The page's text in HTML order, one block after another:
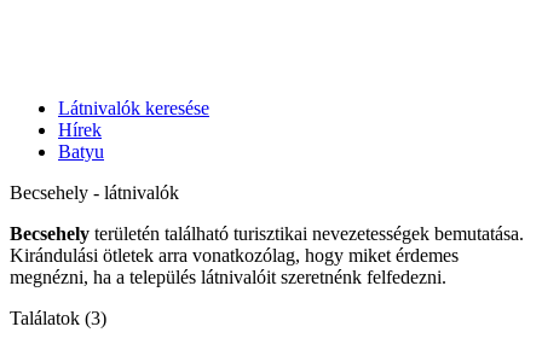
Látnivalók keresése
Hírek
Batyu
Becsehely - látnivalók
Becsehely területén található turisztikai nevezetességek bemutatása.
Kirándulási ötletek arra vonatkozólag, hogy miket érdemes
megnézni, ha a település látnivalóit szeretnénk felfedezni.
Találatok (3)